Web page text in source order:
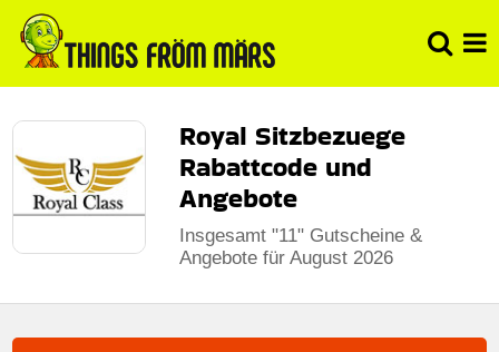
Royal Sitzbezuege
Rabattcode und
Angebote
Insgesamt "11" Gutscheine &
Angebote für August 2026